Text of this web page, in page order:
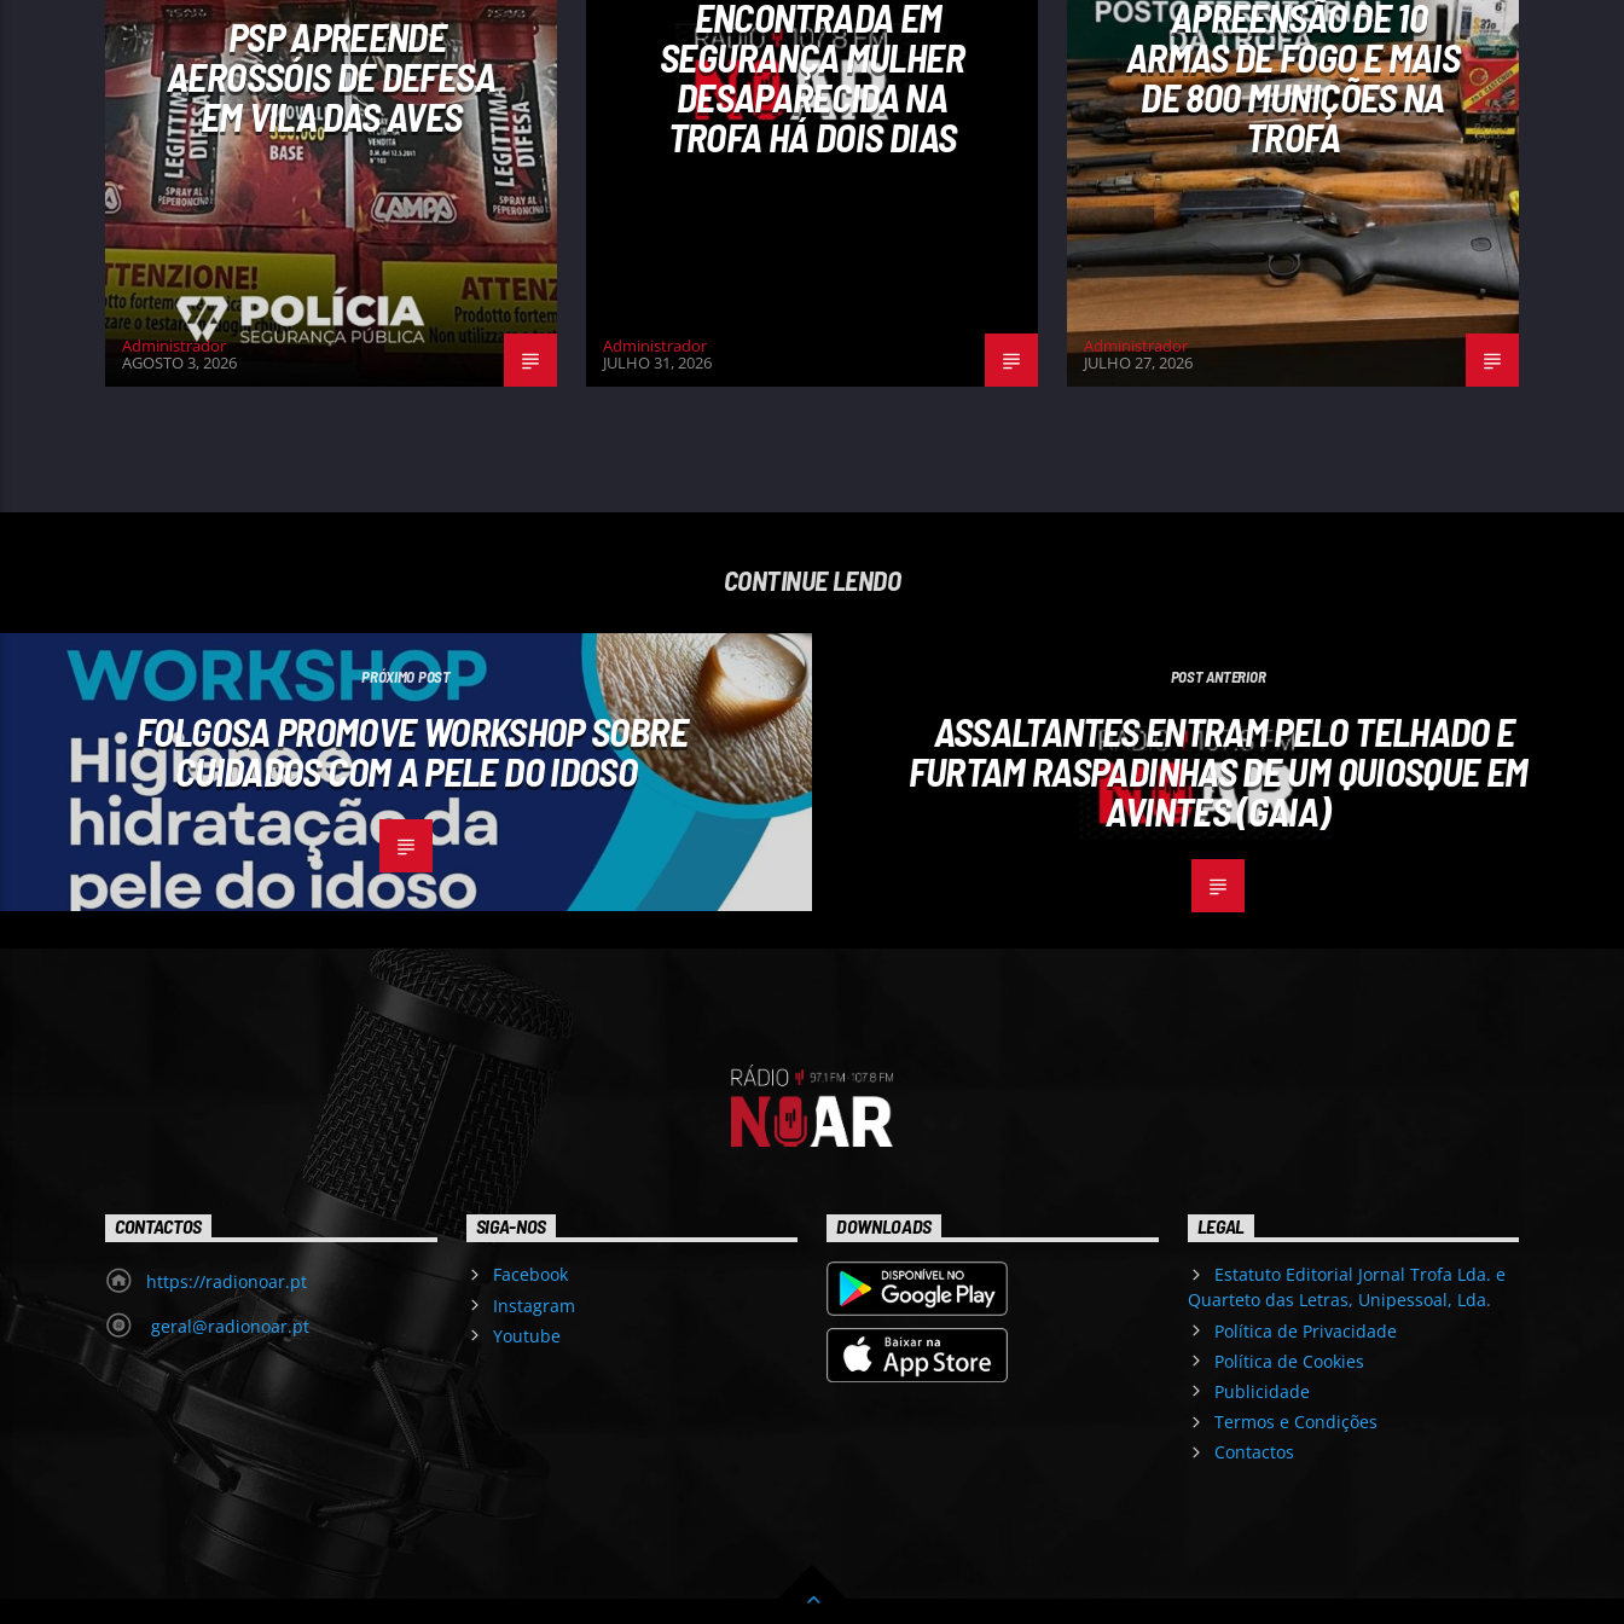
PSP APREENDE
AEROSSÓIS DE DEFESA
EM VILA DAS AVES
Administrador
AGOSTO 3, 2026
ENCONTRADA EM
SEGURANÇA MULHER
DESAPARECIDA NA
TROFA HÁ DOIS DIAS
Administrador
JULHO 31, 2026
APREENSÃO DE 10
ARMAS DE FOGO E MAIS
DE 800 MUNIÇÕES NA
TROFA
Administrador
JULHO 27, 2026
CONTINUE LENDO
PRÓXIMO POST
FOLGOSA PROMOVE WORKSHOP SOBRE
CUIDADOS COM A PELE DO IDOSO
POST ANTERIOR
ASSALTANTES ENTRAM PELO TELHADO E
FURTAM RASPADINHAS DE UM QUIOSQUE EM
AVINTES (GAIA)
CONTACTOS
https://radionoar.pt
geral@radionoar.pt
SIGA-NOS
Facebook
Instagram
Youtube
DOWNLOADS LEGAL
Estatuto Editorial Jornal Trofa Lda. e
Quarteto das Letras, Unipessoal, Lda.
Política de Privacidade
Política de Cookies
Publicidade
Termos e Condições
Contactos